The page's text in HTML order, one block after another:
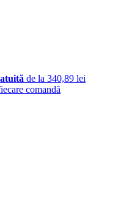
de la 340,89 lei
comandă